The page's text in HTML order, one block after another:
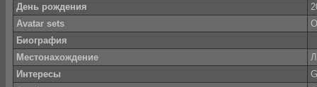
День рождения
Avatar sets
Биография
Местонахождение
Интересы